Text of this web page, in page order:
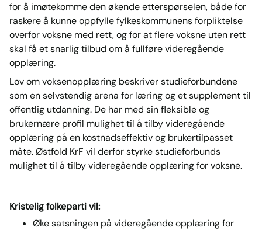
for å imøtekomme den økende etterspørselen, både for
raskere å kunne oppfylle fylkeskommunens forpliktelse
overfor voksne med rett, og for at flere voksne uten rett
skal få et snarlig tilbud om å fullføre videregående
opplæring.
Lov om voksenopplæring beskriver studieforbundene
som en selvstendig arena for læring og et supplement til
offentlig utdanning. De har med sin fleksible og
brukernære profil mulighet til å tilby videregående
opplæring på en kostnadseffektiv og brukertilpasset
måte. Østfold KrF vil derfor styrke studieforbunds
mulighet til å tilby videregående opplæring for voksne.
Kristelig folkeparti vil:
Øke satsningen på videregående opplæring for